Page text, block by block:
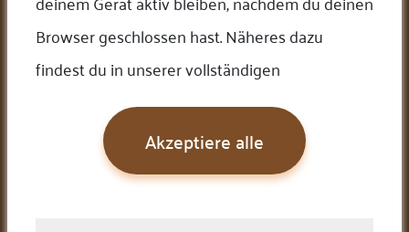
Cookie-Einstellungen
Firma
Kontaktieren Sie uns
Öffnungszeiten
Browser geschlossen hast. Näheres dazu
findest du in unserer vollständigen
Akzeptiere alle